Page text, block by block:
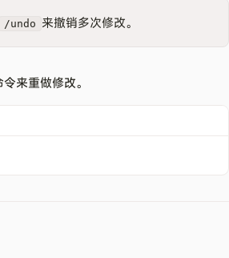
/undo 来撤销多次修改。
令来重做修改。